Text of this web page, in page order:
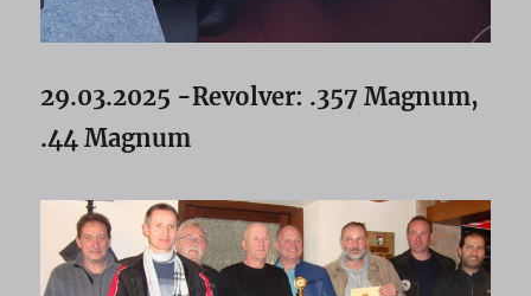
29.03.2025 -Revolver: .357 Magnum,
.44 Magnum